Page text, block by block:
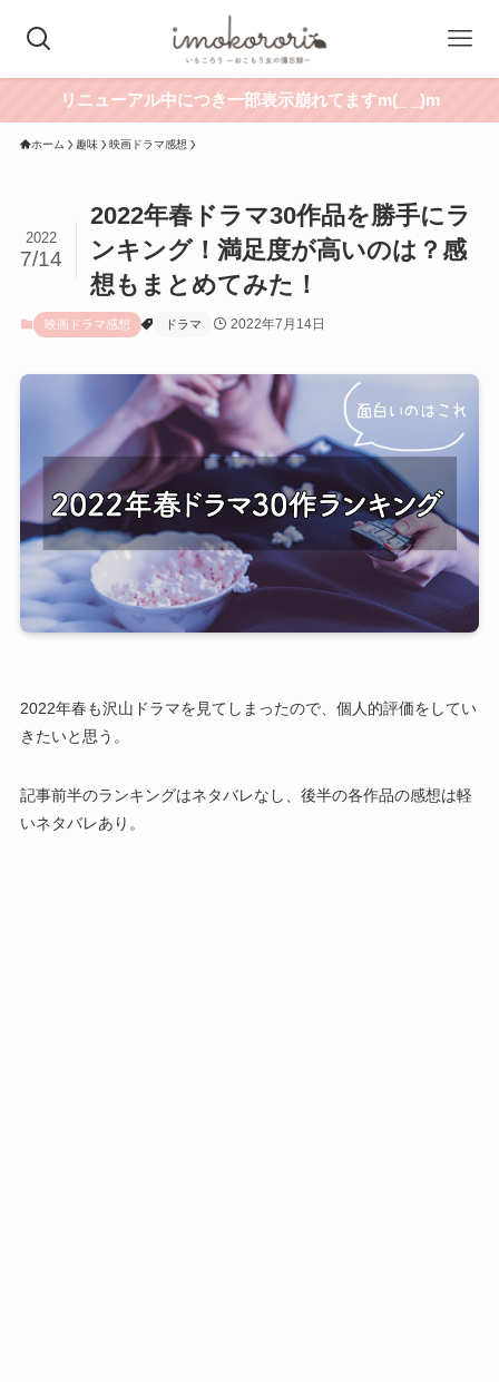
リニューアル中につき一部表示崩れてますm(_ _)m
ホーム 趣味 映画ドラマ感想
2022年春ドラマ30作品を勝手にラ
ンキング！満足度が高いのは？感
想もまとめてみた！
2022
7/14
映画ドラマ感想 ドラマ 2022年7月14日
2022年春も沢山ドラマを見てしまったので、個人的評価をしてい
きたいと思う。
記事前半のランキングはネタバレなし、後半の各作品の感想は軽
いネタバレあり。